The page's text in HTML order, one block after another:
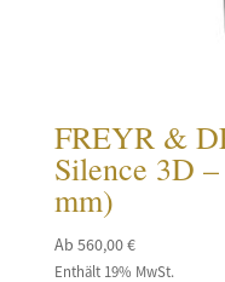
FREYR &
Silence 3D
mm)
Ab 560,00€
Enthält 19% MwSt.